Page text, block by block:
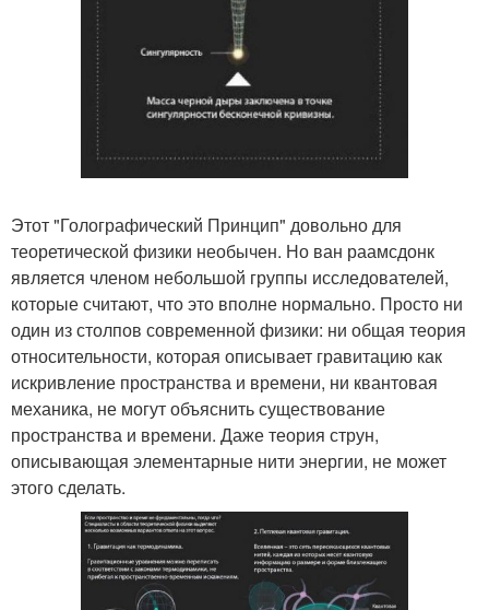
Этот "Голографический Принцип" довольно для
теоретической физики необычен. Но ван раамсдонк
является членом небольшой группы исследователей,
которые считают, что это вполне нормально. Просто ни
один из столпов современной физики: ни общая теория
относительности, которая описывает гравитацию как
искривление пространства и времени, ни квантовая
механика, не могут объяснить существование
пространства и времени. Даже теория струн,
описывающая элементарные нити энергии, не может
этого сделать.